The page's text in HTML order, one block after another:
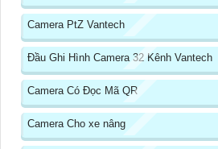
Camera PtZ Vantech
Đầu Ghi Hình Camera 32 Kênh Vantech
Camera Có Đọc Mã QR
Camera Cho xe nâng